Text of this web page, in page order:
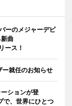
ーのメジャーデビ
曲
ース！
ー就任のお知らせ
ションが登
で、世界にひとつ